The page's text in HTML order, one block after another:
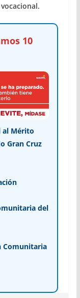
10
al Mérito
Gran Cruz
del
Comunitaria